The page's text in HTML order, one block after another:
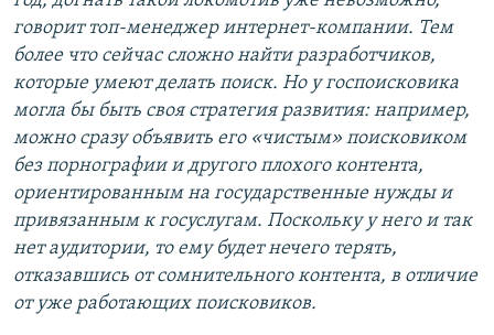
говорит топ-менеджер интернет-компании. Тем
более что сейчас сложно найти разработчиков,
которые умеют делать поиск. Но у госпоисковика
могла бы быть своя стратегия развития: например,
можно сразу объявить его «чистым» поисковиком
без порнографии и другого плохого контента,
ориентированным на государственные нужды и
привязанным к госуслугам. Поскольку у него и так
нет аудитории, то ему будет нечего терять,
отказавшись от сомнительного контента, в отличие
от уже работающих поисковиков.